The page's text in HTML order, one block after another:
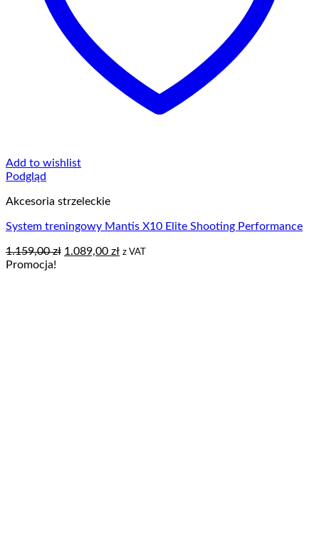
Add to wishlist
Podgląd
Akcesoria strzeleckie
System treningowy Mantis X10 Elite Shooting Performance
1.159,00zł Pierwotna
1.089,00 złAktualna
z VAT
Promocja!